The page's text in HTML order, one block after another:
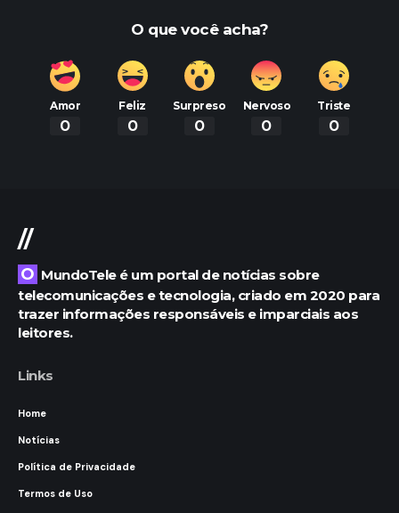
O que você acha?
Amor
0
Feliz
0
Surpreso
0
Nervoso
0
Triste
0
//
O MundoTele é um portal de notícias sobre
telecomunicações e tecnologia, criado em 2020 para
trazer informações responsáveis e imparciais aos
leitores.
Links
Home
Notícias
Política de Privacidade
Termos de Uso